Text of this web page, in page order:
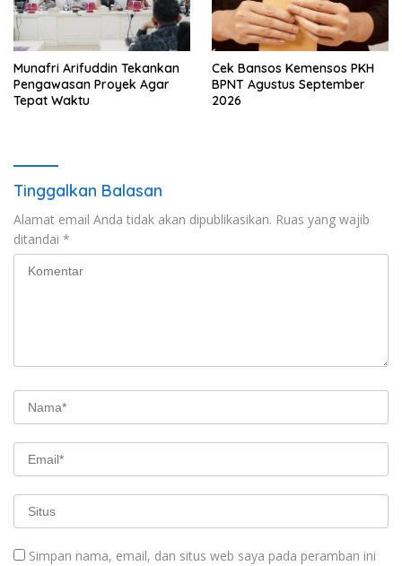
Munafri Arifuddin Tekankan
Pengawasan Proyek Agar
Tepat Waktu
Cek Bansos Kemensos PKH
BPNT Agustus September
2026
Tinggalkan Balasan
Alamat email Anda tidak akan dipublikasikan. Ruas yang wajib
ditandai *
Simpan nama, email, dan situs web saya pada peramban ini